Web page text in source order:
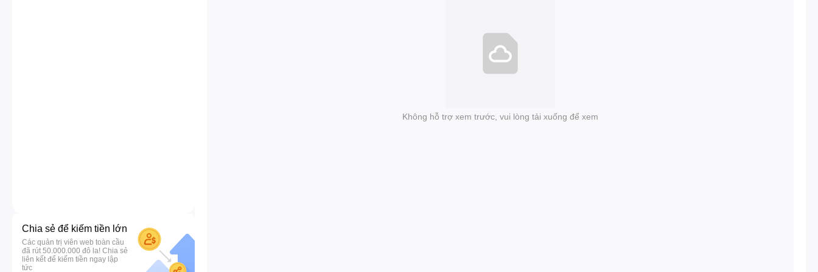
Chia sẻ để kiếm tiền lớn
Các quản trị viên web toàn cầu
đã rút 50.000.000 đô la! Chia sẻ
liên kết để kiếm tiền ngay lập
tức
Không hỗ trợ xem trước, vui lòng tải xuống để xem